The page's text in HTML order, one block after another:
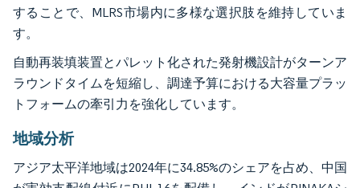
することで、MLRS市場内に多様な選択肢を維持していま
す。
自動再装填装置とパレット化された発射機設計がターンア
ラウンドタイムを短縮し、調達予算における大容量プラッ
トフォームの牽引力を強化しています。
地域分析
アジア太平洋地域は2024年に34.85%のシェアを占め、中国